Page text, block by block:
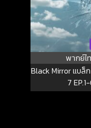
พากย์ไ
Black Mirror แบล็
7